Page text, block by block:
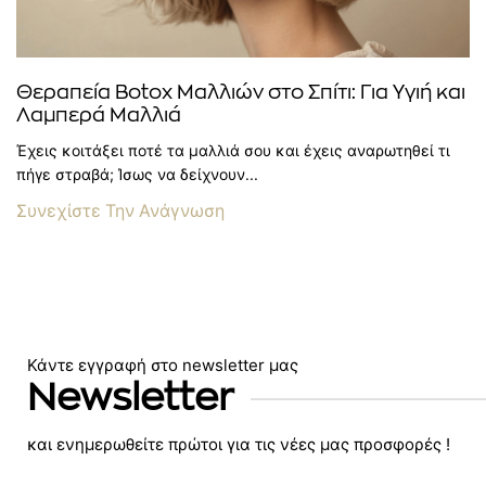
Θεραπεία Botox Μαλλιών στο Σπίτι: Για Υγιή και
Λαμπερά Μαλλιά
Έχεις κοιτάξει ποτέ τα μαλλιά σου και έχεις αναρωτηθεί τι
πήγε στραβά; Ίσως να δείχνουν...
Συνεχίστε Την Ανάγνωση
Κάντε εγγραφή στο newsletter μας
Newsletter
και ενημερωθείτε πρώτοι για τις νέες μας προσφορές !